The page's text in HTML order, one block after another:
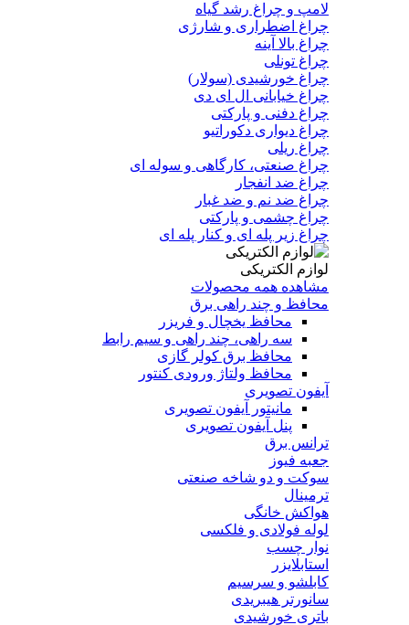
لامپ و چراغ رشد گیاه
چراغ اضطراری و شارژی
چراغ بالا آینه
چراغ تونلی
چراغ خورشیدی (سولار)
چراغ خیابانی ال ای دی
چراغ دفنی و پارکتی
چراغ دیواری دکوراتیو
چراغ ریلی
چراغ صنعتی، کارگاهی و سوله ای
چراغ ضد انفجار
چراغ ضد نم و ضد غبار
چراغ چشمی و پارکتی
چراغ‌ زیر‌ پله‌ ای و کنار‌ پله‌ ای
لوازم الکتریکی
مشاهده همه محصولات
محافظ و چند راهی برق
محافظ یخچال و فریزر
سه راهی، چند راهی و سیم رابط
محافظ برق کولر گازی
محافظ ولتاژ ورودی کنتور
آیفون تصویری
مانیتور آیفون تصویری
پنل آیفون تصویری
ترانس برق
جعبه فیوز
سوکت و دو شاخه صنعتی
ترمینال
هواکش خانگی
لوله فولادی و فلکسی
نوار چسب
استابلایزر
کابلشو و سرسیم
سانورتر هیبریدی
باتری خورشیدی